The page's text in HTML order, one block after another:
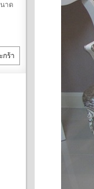
าด
กร้า
โซฟา Bed
นำเข้าสไตล์เงายั